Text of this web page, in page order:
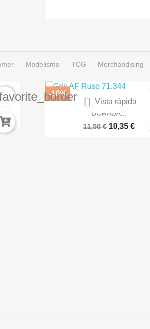
Modelismo TCG Merchandising
 Vista rápida
SPRAY COLOR ARMADURA
DORADA...
11,50 € 10,35 €
-10%